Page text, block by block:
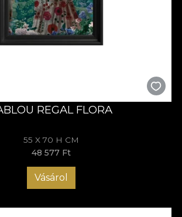
REGAL FLORA
55 X 70 H CM
48 577 Ft
Vásárol